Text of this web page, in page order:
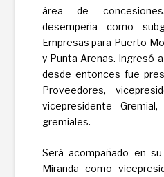
área de
desempeña como
Empresas para Puerto
y Punta Arenas. Ingresó
desde entonces fue
Proveedores,
vicepresidente
gremiales.
Será acompañado en
Miranda como